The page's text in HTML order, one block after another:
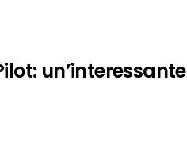
un’interessante